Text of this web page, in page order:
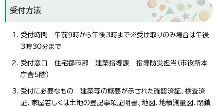
受付方法
受付時間 午前9時から午後3時まで※受け取りのみ場合は午後
3時30分まで
受付窓口 住宅都市部 建築指導課 指導防災担当（市役所本
庁舎5階）
受付に必要なもの 建築等の概要が示された確認済証、検査済
証、家屋若しくは土地の登記事項証明書、地図、地積測量図、閉鎖